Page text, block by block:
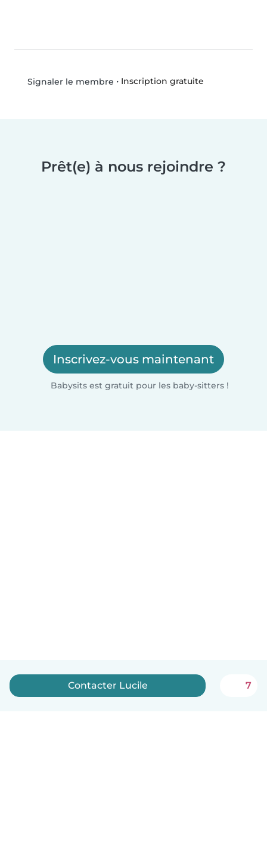
Signaler le membre • Inscription gratuite
Prêt(e) à nous rejoindre ?
Inscrivez-vous maintenant
Babysits est gratuit pour les baby-sitters !
Contacter Lucile 7